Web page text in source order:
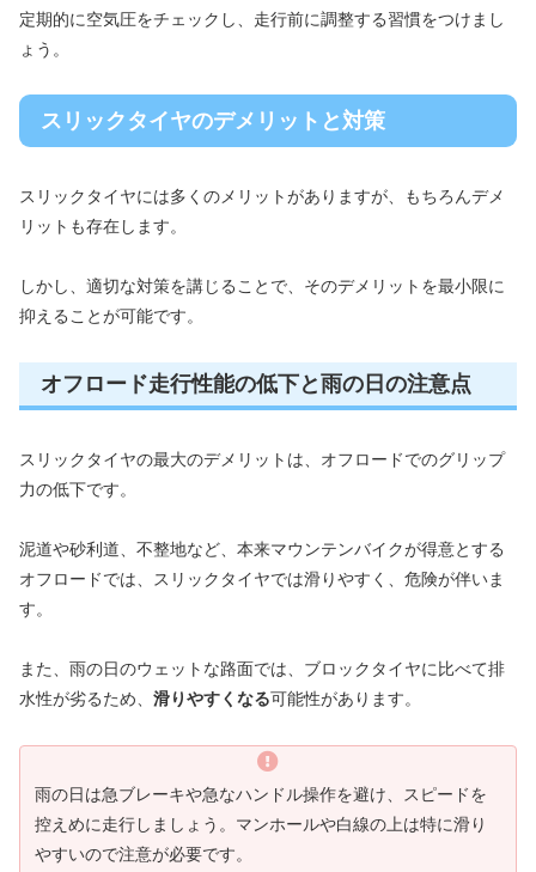
定期的に空気圧をチェックし、走行前に調整する習慣をつけまし
ょう。
スリックタイヤのデメリットと対策
スリックタイヤには多くのメリットがありますが、もちろんデメ
リットも存在します。
しかし、適切な対策を講じることで、そのデメリットを最小限に
抑えることが可能です。
オフロード走行性能の低下と雨の日の注意点
スリックタイヤの最大のデメリットは、オフロードでのグリップ
力の低下です。
泥道や砂利道、不整地など、本来マウンテンバイクが得意とする
オフロードでは、スリックタイヤでは滑りやすく、危険が伴いま
す。
また、雨の日のウェットな路面では、ブロックタイヤに比べて排
水性が劣るため、 滑りやすくなる可能性があります。
雨の日は急ブレーキや急なハンドル操作を避け、スピードを
控えめに走行しましょう。マンホールや白線の上は特に滑り
やすいので注意が必要です。